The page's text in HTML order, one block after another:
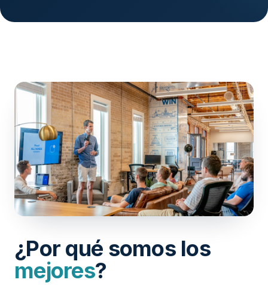
¿Por qué somos los
mejores?